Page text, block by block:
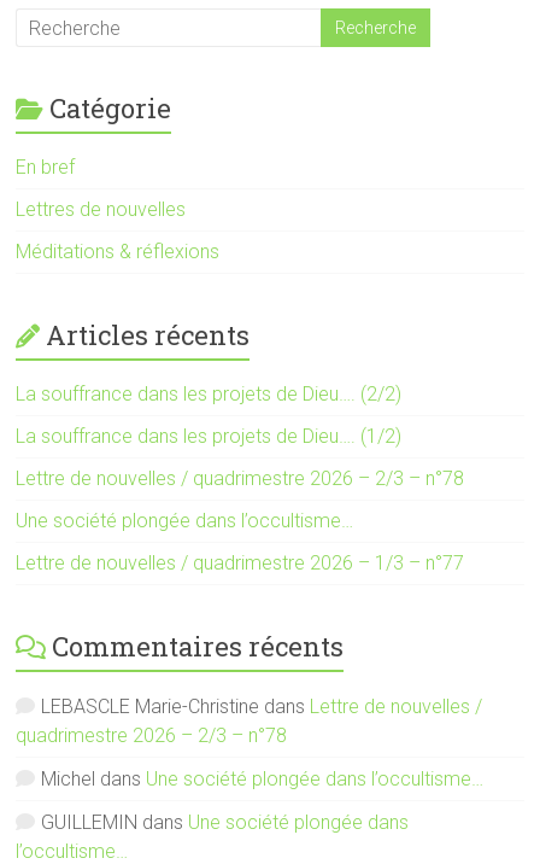
Catégorie
En bref
Lettres de nouvelles
Méditations & réflexions
Articles récents
La souffrance dans les projets de Dieu…. (2/2)
La souffrance dans les projets de Dieu…. (1/2)
Lettre de nouvelles / quadrimestre 2026 – 2/3 – n°78
Une société plongée dans l’occultisme…
Lettre de nouvelles / quadrimestre 2026 – 1/3 – n°77
Commentaires récents
LEBASCLE Marie-Christine dans Lettre de nouvelles /
quadrimestre 2026 – 2/3 – n°78
Michel dans Une société plongée dans l’occultisme…
GUILLEMIN dans Une société plongée dans
l’occultisme…